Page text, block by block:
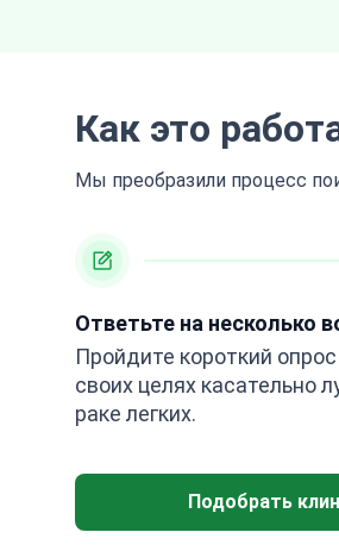
Как это
Мы преобразили процесс
Ответьте на несколько
Пройдите короткий
своих целях касательно
раке легких.
Подобрать